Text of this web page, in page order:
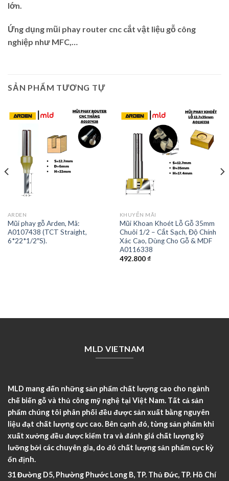
lớn.
Ứng dụng mũi phay router cnc cắt vật liệu gỗ công
nghiệp như MFC,…
SẢN PHẨM TƯƠNG TỰ
ARDEN
Mũi phay gỗ Arden, Mã:
A0107438 (TCT Straight,
6*22*1/2″S).
KHUYẾN MÃI
Mũi Khoan Khoét Lỗ Gỗ 35mm
Chuôi 1/2 – Cắt Sạch, Độ Chính
Xác Cao, Dùng Cho Gỗ & MDF
A0116338
492.800₫
MLD VIETNAM
MLD mang đến những sản phẩm chất lượng cao cho ngành
chế biến gỗ và thủ công mỹ nghệ tại Việt Nam. Tất cả sản
phẩm chúng tôi phân phối đều được sản xuất bằng nguyên
liệu đạt chất lượng cực cao. Bên cạnh đó, từng sản phẩm khi
xuất xưởng đều được kiểm tra và đánh giá chất lượng kỹ
lưỡng bởi các chuyên gia, do đó chất lượng sản phẩm cực kỳ
ổn định.
31 Đường D5, Phường Phước Long B, TP. Thủ Đức, TP. Hồ Chí